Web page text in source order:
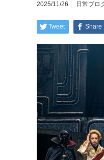
2025/11/26 日常ブロ
Tweet Share